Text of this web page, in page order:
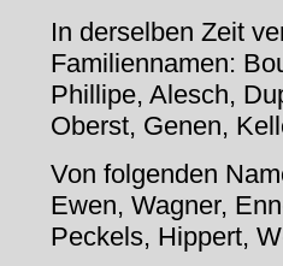
In derselben Zeit
Familiennamen:
Phillipe, Alesch,
Oberst, Genen,
Von folgenden
Ewen, Wagner,
Peckels, Hippert,